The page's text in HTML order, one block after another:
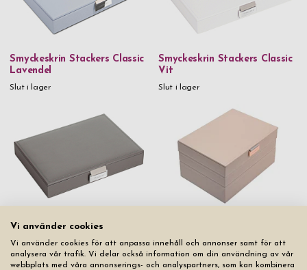
Smyckeskrin Stackers Classic
Lavendel
Slut i lager
Smyckeskrin Stackers Classic
Vit
Slut i lager
Mink
Slut i lager
Pris från 1 099 kr
Vi använder cookies
Vi använder cookies för att anpassa innehåll och annonser samt för att
analysera vår trafik. Vi delar också information om din användning av vår
webbplats med våra annonserings- och analyspartners, som kan kombinera